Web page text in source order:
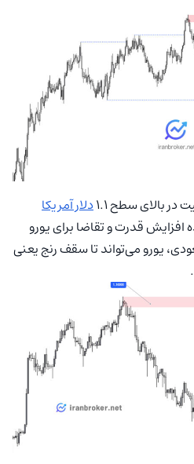
در بالای سطح ۱.۱
دلار آمریکا
قدرت و تقاضا برای یورو
یورو می‌تواند تا سقف رنج یعنی